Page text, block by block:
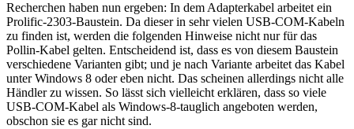
Recherchen haben nun ergeben: In dem Adapterkabel arbeitet ein
Prolific-2303-Baustein. Da dieser in sehr vielen USB-COM-Kabeln
zu finden ist, werden die folgenden Hinweise nicht nur für das
Pollin-Kabel gelten. Entscheidend ist, dass es von diesem Baustein
verschiedene Varianten gibt; und je nach Variante arbeitet das Kabel
unter Windows 8 oder eben nicht. Das scheinen allerdings nicht alle
Händler zu wissen. So lässt sich vielleicht erklären, dass so viele
USB-COM-Kabel als Windows-8-tauglich angeboten werden,
obschon sie es gar nicht sind.